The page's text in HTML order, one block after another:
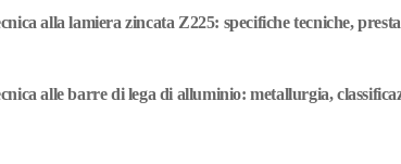
alla lamiera zincata Z225: specifiche tecniche,
alle barre di lega di alluminio: metallurgia,